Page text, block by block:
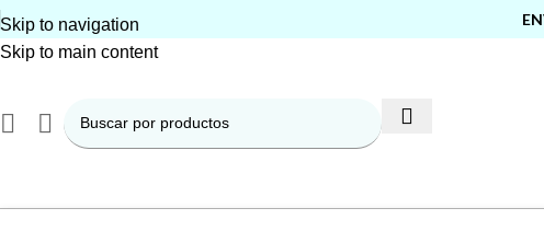
Skip to navigation
Skip to main content